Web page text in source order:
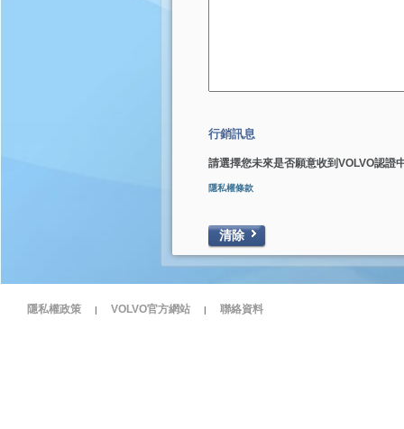
行銷訊息
請選擇您未來是否願意收到VOLVO認證
隱私權條款
清除
隱私權政策 | VOLVO官方網站 | 聯絡資料